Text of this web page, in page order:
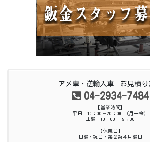
アメ車・逆輸入車 お見積り
04-2934-7484
【営業時間】
平日 10：00－20：00 （月ー金）
土曜 10：00－19：00
【休業日】
日曜・祝日・第２第４月曜日